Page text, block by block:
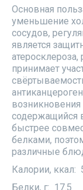
Основная
уменьшение
сосудов,
является
атеросклероза,
принимает
возникновения
содержащийся
быстрее
белками,
различные
Калории, ккал:
Белки, г: 17.5